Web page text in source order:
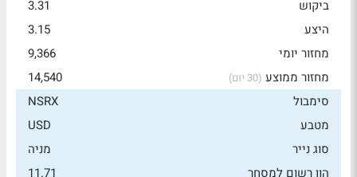
ביקוש
3.31
היצע
3.15
מחזור יומי
9,366
מחזור ממוצע (30 יום)
14,540
סימבול
NSRX
מטבע
USD
סוג נייר
מניה
הון רשום למסחר
11.71